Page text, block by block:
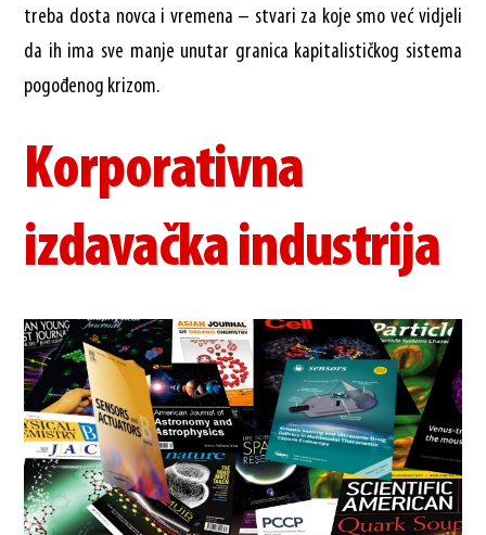
treba dosta novca i vremena – stvari za koje smo već vidjeli
da ih ima sve manje unutar granica kapitalističkog sistema
pogođenog krizom.
Korporativna
izdavačka industrija